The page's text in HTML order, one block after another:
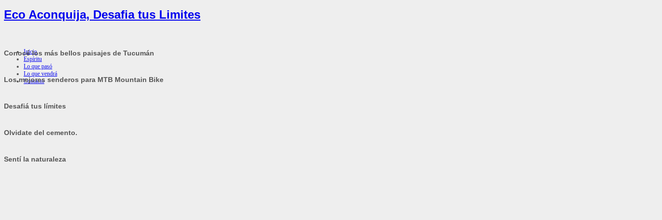
Eco Aconquija, Desafia tus Limites
Inicio
Espíritu
Lo que pasó
Lo que vendrá
Contacto
Conocé los más bellos paisajes de Tucumán
Los mejores senderos para MTB Mountain Bike
Desafiá tus límites
Olvidate del cemento.
Sentí la naturaleza